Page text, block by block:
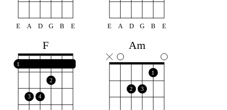
E A D G B E E A D G B E
F
1
3 4
2
Am
2 3
1